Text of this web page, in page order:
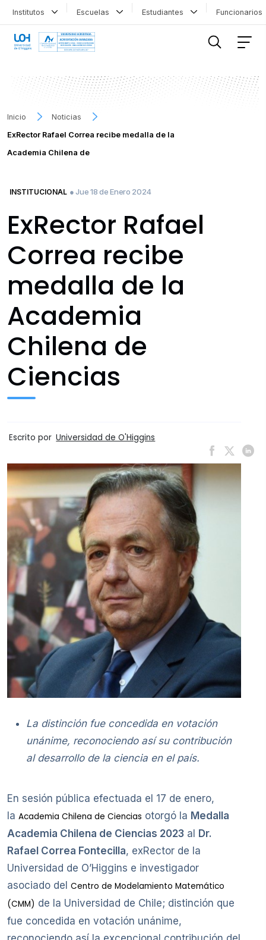
Institutos Escuelas Estudiantes
Inicio
Noticias
ExRector Rafael Correa recibe medalla de la
Academia Chilena de
INSTITUCIONAL ● Jue 18 de Enero 2024
ExRector Rafael
Correa recibe
medalla de la
Academia
Chilena de
Ciencias
Escrito por Universidad de O'Higgins
La distinción fue concedida en votación
unánime, reconociendo así su contribución
al desarrollo de la ciencia en el país.
En sesión pública efectuada el 17 de enero,
la Academia Chilena de Ciencias otorgó la Medalla
Academia Chilena de Ciencias 2023 al Dr.
Rafael Correa Fontecilla, exRector de la
Universidad de O’Higgins e investigador
asociado del Centro de Modelamiento Matemático
(CMM) de la Universidad de Chile; distinción que
fue concedida en votación unánime,